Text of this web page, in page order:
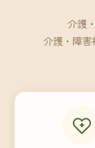
介護
介護・障害